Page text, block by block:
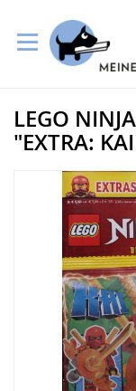
zum
Inhalt
Zum
Ende
der
Bildergalerie
LEGO
"EXTRA: